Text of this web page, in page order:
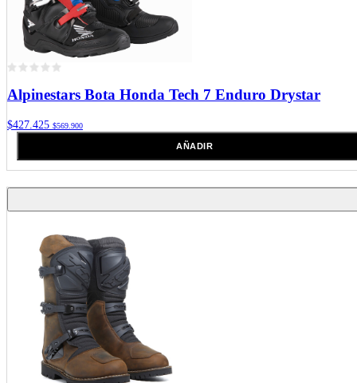
Alpinestars Bota Honda Tech 7 Enduro Drystar
$427.425 $569.900
AÑADIR